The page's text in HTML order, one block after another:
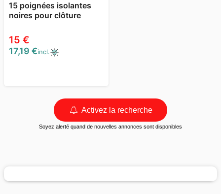
15 poignées isolantes
noires pour clôture
15 €
17,19 €incl.
Activez la recherche
Soyez alerté quand de nouvelles annonces sont disponibles